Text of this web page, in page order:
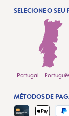
SELECIONE O SEU
Portugal -
MÉTODOS DE